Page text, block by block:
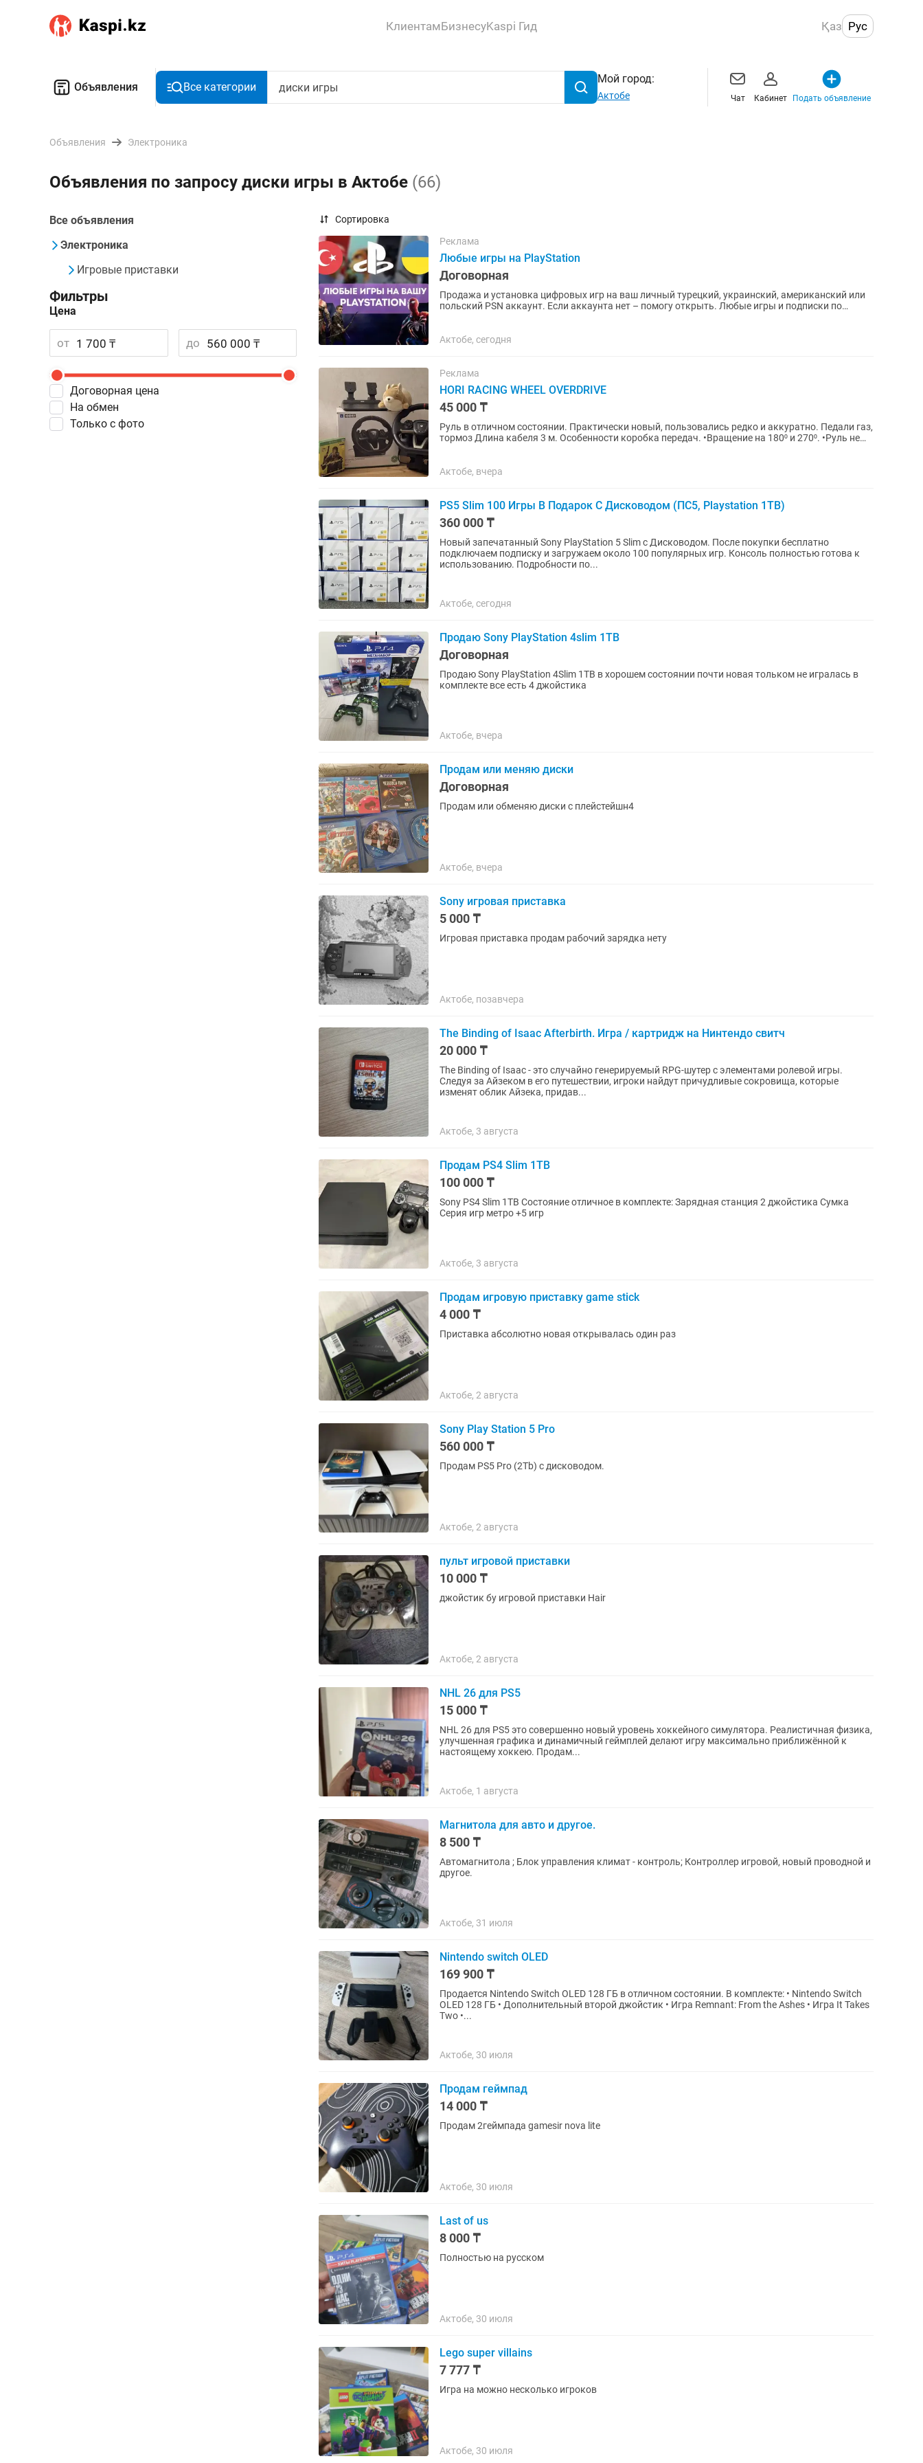
КлиентамБизнесуKaspi Гид Қаз Рус
Объявления Все категории
Мой город:
Актобе Чат Кабинет Подать объявление
Объявления Электроника
Объявления по запросу диски игры в Актобе (66)
Все объявления
Электроника
Игровые приставки
Фильтры
Цена
от до
Договорная цена
На обмен
Только с фото
Сортировка
Реклама
Любые игры на PlayStation
Договорная
Продажа и установка цифровых игр на ваш личный турецкий, украинский, американский или
польский PSN аккаунт. Если аккаунта нет – помогу открыть. Любые игры и подписки по
Актобе, сегодня
Реклама
HORI RACING WHEEL OVERDRIVE
45 000 ₸
Руль в отличном состоянии. Практически новый, пользовались редко и аккуратно. Педали газ,
тормоз Длина кабеля 3 м. Особенности коробка передач. •Вращение на 180⁰ и 270⁰. •Руль не
Актобе, вчера
PS5 Slim 100 Игры В Подарок С Дисководом (ПС5, Playstation 1TB)
360 000 ₸
Новый запечатанный Sony PlayStation 5 Slim с Дисководом. После покупки бесплатно
подключаем подписку и загружаем около 100 популярных игр. Консоль полностью готова к
использованию. Подробности по...
Актобе, сегодня
Продаю Sony PlayStation 4slim 1TB
Договорная
Продаю Sony PlayStation 4Slim 1TB в хорошем состоянии почти новая тольком не игралась в
комплекте все есть 4 джойстика
Актобе, вчера
Продам или меняю диски
Договорная
Продам или обменяю диски с плейстейшн4
Актобе, вчера
Sony игровая приставка
5 000 ₸
Игровая приставка продам рабочий зарядка нету
Актобе, позавчера
The Binding of Isaac Afterbirth. Игра / картридж на Нинтендо свитч
20 000 ₸
The Binding of Isaac - это случайно генерируемый RPG-шутер с элементами ролевой игры.
Следуя за Айзеком в его путешествии, игроки найдут причудливые сокровища, которые
изменят облик Айзека, придав...
Актобе, 3 августа
Продам PS4 Slim 1TB
100 000 ₸
Sony PS4 Slim 1TB Состояние отличное в комплекте: Зарядная станция 2 джойстика Сумка
Серия игр метро +5 игр
Актобе, 3 августа
Продам игровую приставку game stick
4 000 ₸
Приставка абсолютно новая открывалась один раз
Актобе, 2 августа
Sony Play Station 5 Pro
560 000 ₸
Продам PS5 Pro (2Tb) с дисководом.
Актобе, 2 августа
пульт игровой приставки
10 000 ₸
джойстик бу игровой приставки Hair
Актобе, 2 августа
NHL 26 для PS5
15 000 ₸
NHL 26 для PS5 это совершенно новый уровень хоккейного симулятора. Реалистичная физика,
улучшенная графика и динамичный геймплей делают игру максимально приближённой к
настоящему хоккею. Продам...
Актобе, 1 августа
Магнитола для авто и другое.
8 500 ₸
Автомагнитола ; Блок управления климат - контроль; Контроллер игровой, новый проводной и
другое.
Актобе, 31 июля
Nintendo switch OLED
169 900 ₸
Продается Nintendo Switch OLED 128 ГБ в отличном состоянии. В комплекте: • Nintendo Switch
OLED 128 ГБ • Дополнительный второй джойстик • Игра Remnant: From the Ashes • Игра It Takes
Two •...
Актобе, 30 июля
Продам геймпад
14 000 ₸
Продам 2геймпада gamesir nova lite
Актобе, 30 июля
Last of us
8 000 ₸
Полностью на русском
Актобе, 30 июля
Lego super villains
7 777 ₸
Игра на можно несколько игроков
Актобе, 30 июля